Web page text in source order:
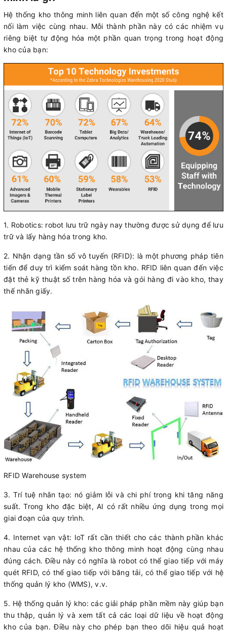
Hệ thống kho thông minh liên quan đến một số công nghệ kết
nối làm việc cùng nhau. Mỗi thành phần này có các nhiệm vụ
riêng biệt tự động hóa một phần quan trọng trong hoạt động
kho của bạn:
1. Robotics: robot lưu trữ ngày nay thường được sử dụng để lưu
trữ và lấy hàng hóa trong kho.
2. Nhận dạng tần số vô tuyến (RFID): là một phương pháp tiên
tiến để duy trì kiểm soát hàng tồn kho. RFID liên quan đến việc
đặt thẻ kỹ thuật số trên hàng hóa và gói hàng đi vào kho, thay
thế nhãn giấy.
RFID Warehouse system
3. Trí tuệ nhân tạo: nó giảm lỗi và chi phí trong khi tăng năng
suất. Trong kho đặc biệt, AI có rất nhiều ứng dụng trong mọi
giai đoạn của quy trình.
4. Internet vạn vật: IoT rất cần thiết cho các thành phần khác
nhau của các hệ thống kho thông minh hoạt động cùng nhau
đúng cách. Điều này có nghĩa là robot có thể giao tiếp với máy
quét RFID, có thể giao tiếp với băng tải, có thể giao tiếp với hệ
thống quản lý kho (WMS), v.v.
5. Hệ thống quản lý kho: các giải pháp phần mềm này giúp bạn
thu thập, quản lý và xem tất cả các loại dữ liệu về hoạt động
kho của bạn. Điều này cho phép bạn theo dõi hiệu quả hoạt